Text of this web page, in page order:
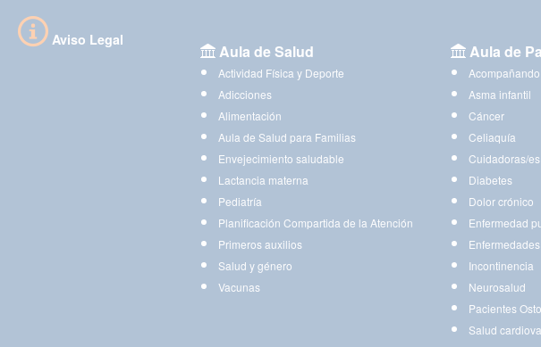
Aviso Legal
Aula de Salud
Actividad Física y Deporte
Adicciones
Alimentación
Aula de Salud para Familias
Envejecimiento saludable
Lactancia materna
Pediatría
Planificación Compartida de la Atención
Primeros auxilios
Salud y género
Vacunas
Aula de
Asma infantil
Cáncer
Celiaquía
Cuidadoras/es
Diabetes
Dolor crónico
Enfermedad
Incontinencia
Neurosalud
Pacientes
Salud